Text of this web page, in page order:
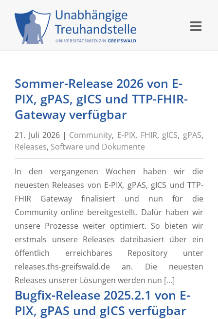
content
Sommer-Release 2026 von E-
PIX, gPAS, gICS und TTP-FHIR-
Gateway verfügbar
21. Juli 2026 | Community, E-PIX, FHIR, gICS, gPAS,
Releases, Software und Dokumente
In den vergangenen Wochen haben wir die
neuesten Releases von E-PIX, gPAS, gICS und TTP-
FHIR Gateway finalisiert und nun für die
Community online bereitgestellt. Dafür haben wir
unsere Prozesse weiter optimiert. So bieten wir
erstmals unsere Releases dateibasiert über ein
öffentlich erreichbares Repository unter
releases.ths-greifswald.de an. Die neuesten
Releases unserer Lösungen werden nun [...]
Bugfix-Release 2025.2.1 von E-
PIX, gPAS und gICS verfügbar